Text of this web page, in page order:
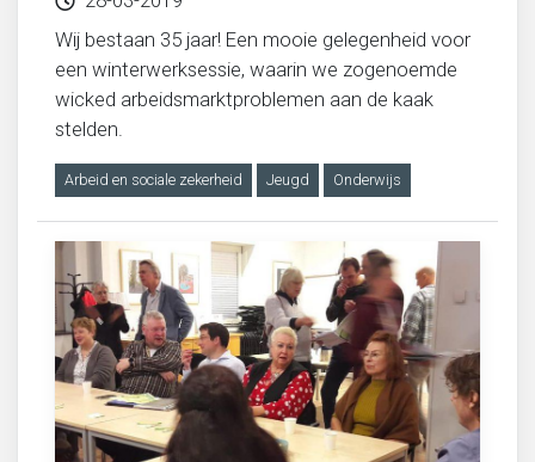
Wij bestaan 35 jaar! Een mooie gelegenheid voor
een winterwerksessie, waarin we zogenoemde
wicked arbeidsmarktproblemen aan de kaak
stelden.
Arbeid en sociale zekerheid Jeugd Onderwijs